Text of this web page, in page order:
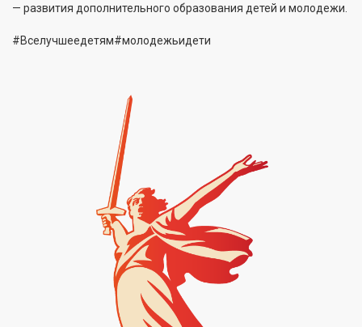
— развития дополнительного образования детей и молодежи.
#Вселучшеедетям#молодежьидети